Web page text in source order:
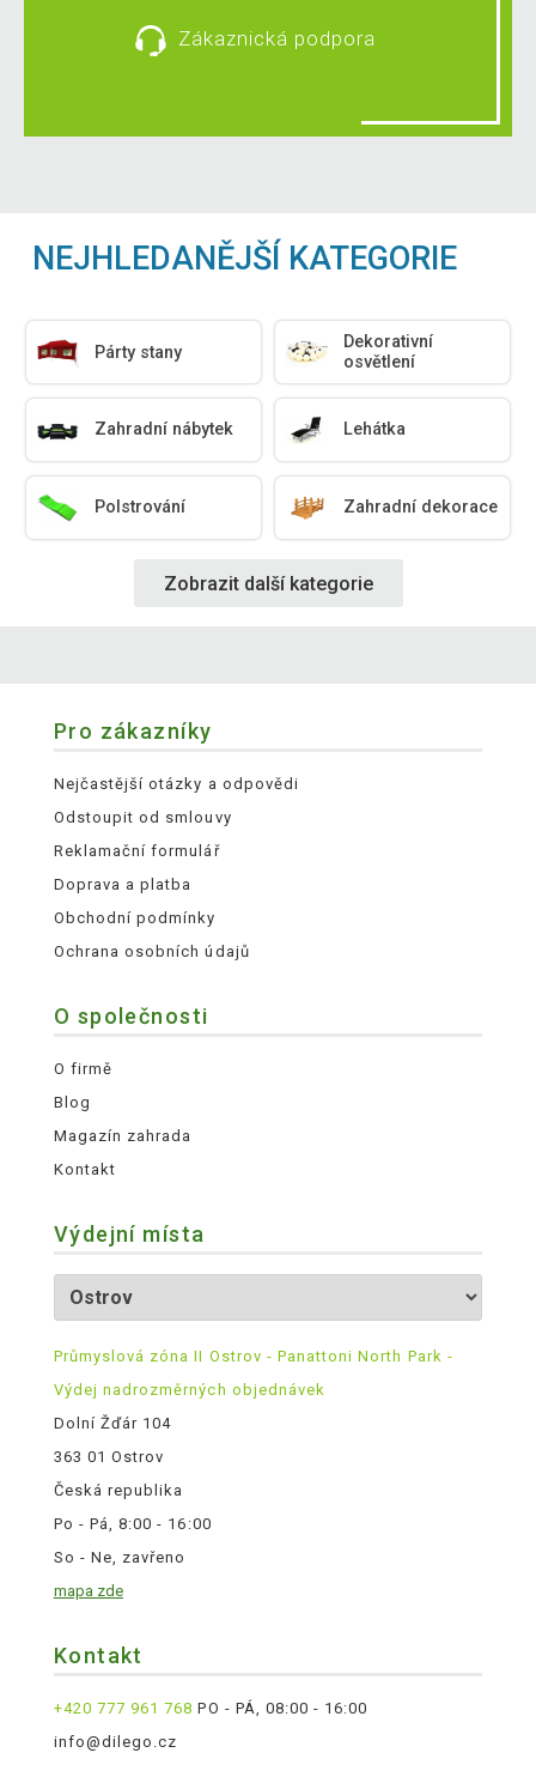
Zákaznická podpora
NEJHLEDANĚJŠÍ KATEGORIE
Párty stany
Dekorativní
osvětlení
Zahradní nábytek Lehátka
Polstrování Zahradní dekorace
Zobrazit další kategorie
Pro zákazníky
Nejčastější otázky a odpovědi
Odstoupit od smlouvy
Reklamační formulář
Doprava a platba
Obchodní podmínky
Ochrana osobních údajů
O společnosti
O firmě
Blog
Magazín zahrada
Kontakt
Výdejní místa
Průmyslová zóna II Ostrov - Panattoni North Park -
Výdej nadrozměrných objednávek
Dolní Žďár 104
363 01 Ostrov
Česká republika
Po - Pá, 8:00 - 16:00
So - Ne, zavřeno
mapa zde
Kontakt
+420 777 961 768 PO - PÁ, 08:00 - 16:00
info@dilego.cz